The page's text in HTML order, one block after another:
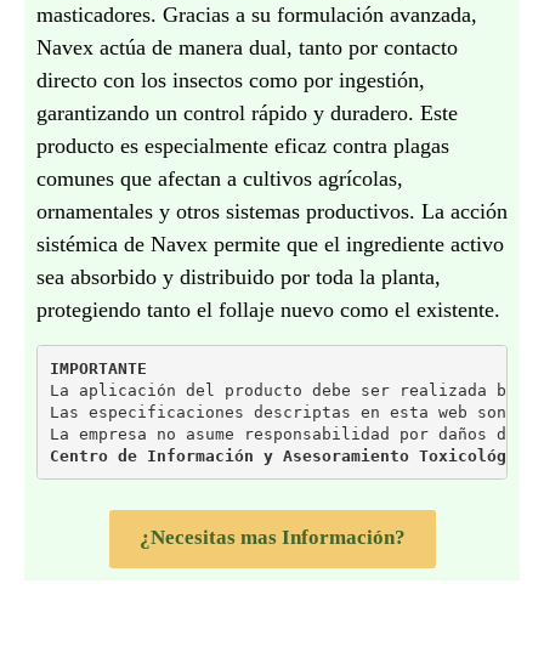
masticadores. Gracias a su formulación avanzada,
Navex actúa de manera dual, tanto por contacto
directo con los insectos como por ingestión,
garantizando un control rápido y duradero. Este
producto es especialmente eficaz contra plagas
comunes que afectan a cultivos agrícolas,
ornamentales y otros sistemas productivos. La acción
sistémica de Navex permite que el ingrediente activo
sea absorbido y distribuido por toda la planta,
protegiendo tanto el follaje nuevo como el existente.
IMPORTANTE
La aplicación del producto debe ser realizada
Las especificaciones descriptas en esta web son
La empresa no asume responsabilidad por daños
Centro de Información y Asesoramiento
¿Necesitas mas Información?